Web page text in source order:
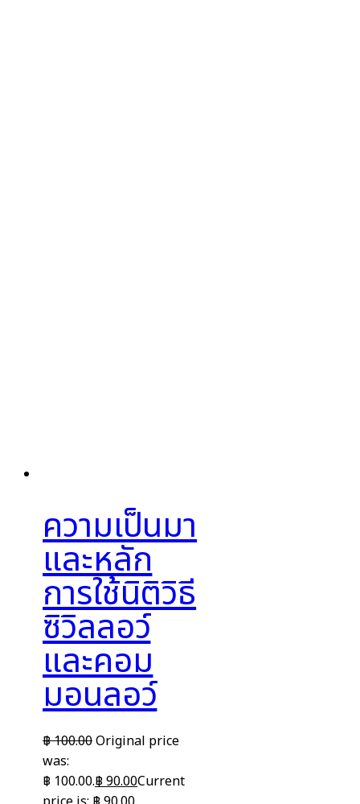
ความเป็นมา
และหลัก
การใช้นิติวิธี
ซิวิลลอว์
และคอม
มอนลอว์
฿100.00Original price
was:
฿ 100.00.฿90.00Current